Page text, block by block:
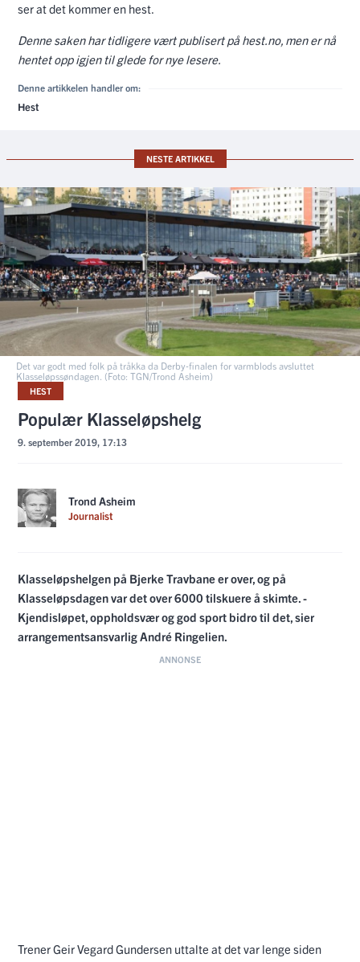
ser at det kommer en hest.
Denne saken har tidligere vært publisert på hest.no, men er nå
hentet opp igjen til glede for nye lesere.
Denne artikkelen handler om:
Hest
NESTE ARTIKKEL
Det var godt med folk på tråkka da Derby-finalen for varmblods avsluttet
Klasseløpssøndagen. (Foto: TGN/Trond Asheim)
HEST
Populær Klasseløpshelg
9. september 2019, 17:13
Trond Asheim
Journalist
Klasseløpshelgen på Bjerke Travbane er over, og på
Klasseløpsdagen var det over 6000 tilskuere å skimte. -
Kjendisløpet, oppholdsvær og god sport bidro til det, sier
arrangementsansvarlig André Ringelien.
Trener Geir Vegard Gundersen uttalte at det var lenge siden